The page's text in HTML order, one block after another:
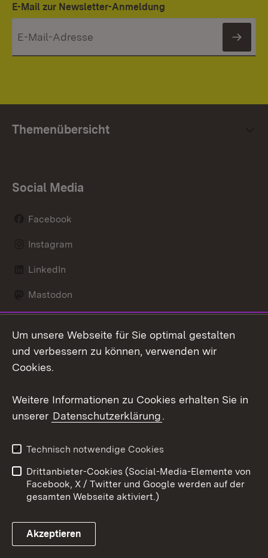
E-Mail zur Newsletter-Anmeldung
Themenübersicht
Social Media
Facebook
Instagram
LinkedIn
Mastodon
X / Twitter
Youtube
Link zum Landesportal
Kontakt
Datenschutz
Barrierefreiheit
Impressum Cookies
Um unsere Webseite für Sie optimal gestalten
und verbessern zu können, verwenden wir
Cookies.
Weitere Informationen zu Cookies erhalten Sie in
unserer Datenschutzerklärung.
Technisch notwendige Cookies
Drittanbieter-Cookies (Social-Media-Elemente von
Facebook, X / Twitter und Google werden auf der
gesamten Webseite aktiviert.)
Akzeptieren